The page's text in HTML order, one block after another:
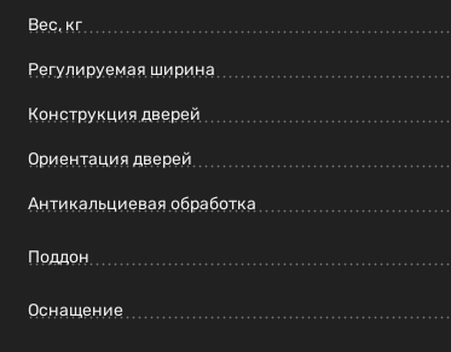
Вес, кг
Регулируемая ширина
Конструкция дверей
Ориентация дверей
Антикальциевая обработка
Поддон
Оснащение